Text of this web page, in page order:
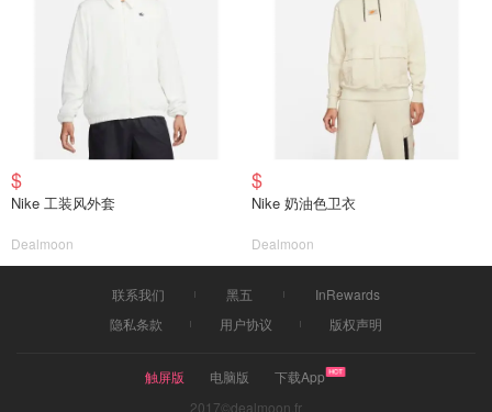
$
Nike 工装风外套
Dealmoon
$
Nike 奶油色卫衣
Dealmoon
联系我们 黑五
InRewards
隐私条款
用户协议 版权声明
触屏版 电脑版
下载App
2017©dealmoon.fr